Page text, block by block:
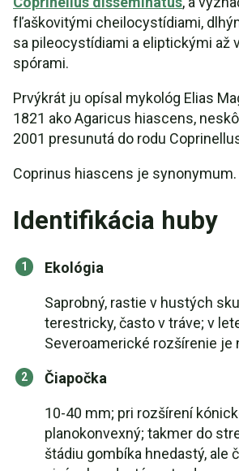
fľaškovitými cheilocystídiami,
sa pileocystídiami a eliptickými až
spórami.
Prvýkrát ju opísal mykológ Elias
1821 ako Agaricus hiascens,
2001 presunutá do rodu
Coprinus hiascens je synonymum.
Identifikácia huby
Ekológia
Saprobný, rastie v hustých
terestricky, často v tráve; v
Severoamerické rozšírenie je
Čiapočka
10-40 mm; pri rozšírení
planokonvexný; takmer do
štádiu gombíka hnedastý, ale